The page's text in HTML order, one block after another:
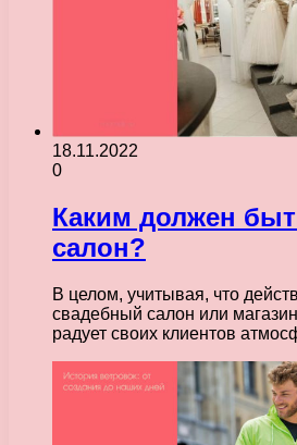
18.11.2022
0
Каким должен
салон?
В целом, учитывая, что
свадебный салон или
радует своих клиентов